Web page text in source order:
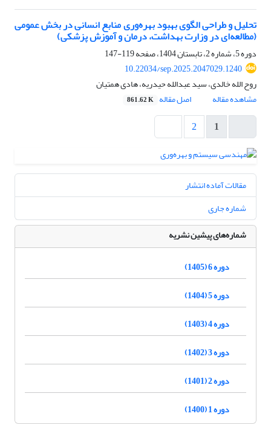
تحلیل و طراحی الگوی بهبود بهره‌وری منابع انسانی در بخش عمومی
(مطالعه‌ای در وزارت بهداشت، درمان و آموزش پزشکی)
دوره 5، شماره 2، تابستان 1404، صفحه
119-147
10.22034/sep.2025.2047029.1240
روح الله خالدی، سید عبدالله حیدریه، هادی همتیان
مشاهده مقاله
اصل مقاله 861.62 K
1
2
مقالات آماده انتشار
شماره جاری
شماره‌های پیشین نشریه
دوره 6 (1405)
دوره 5 (1404)
دوره 4 (1403)
دوره 3 (1402)
دوره 2 (1401)
دوره 1 (1400)